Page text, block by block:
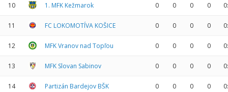
10 1. MFK Kežmarok 0 0 0 0
11 FC LOKOMOTÍVA KOŠICE 0 0 0 0
12 MFK Vranov nad Topľou 0 0 0 0
13 MFK Slovan Sabinov 0 0 0 0
14 Partizán Bardejov BŠK 0 0 0 0